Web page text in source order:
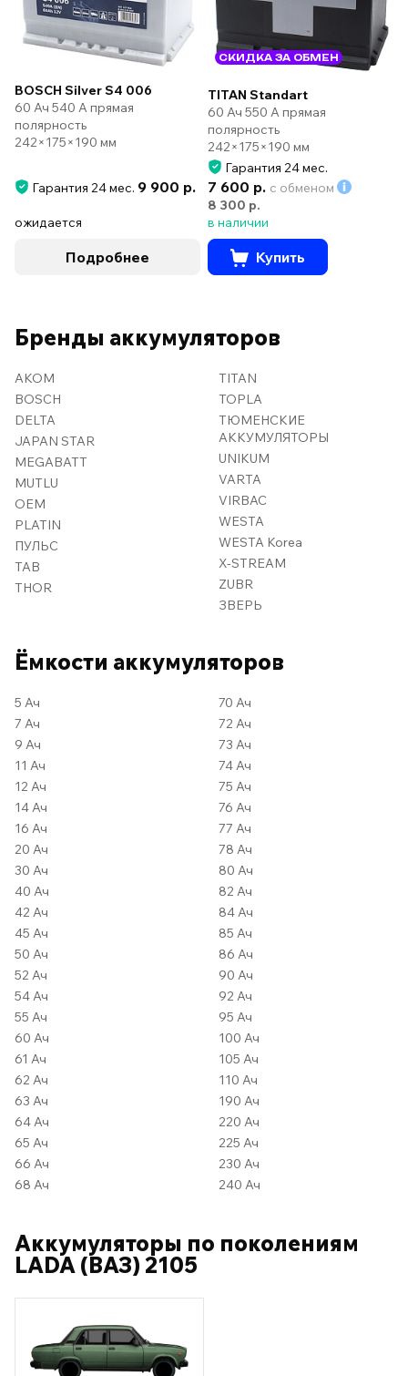
BOSCH Silver S4 006
60 Ач 540 А прямая
полярность
242×175×190 мм
Гарантия 24 мес. 9 900 р.
ожидается
Подробнее
СКИДКА ЗА ОБМЕН
TITAN Standart
60 Ач 550 А прямая
полярность
242×175×190 мм
Гарантия 24 мес.
7 600 р. с обменом
8 300 р.
в наличии
Купить
Бренды аккумуляторов
AKOM
BOSCH
DELTA
JAPAN STAR
MEGABATT
MUTLU
OEM
PLATIN
ПУЛЬС
TAB
THOR
TITAN
TOPLA
ТЮМЕНСКИЕ
АККУМУЛЯТОРЫ
UNIKUM
VARTA
VIRBAC
WESTA
WESTA Korea
X-STREAM
ZUBR
ЗВЕРЬ
Ёмкости аккумуляторов
5 Ач
7 Ач
9 Ач
11 Ач
12 Ач
14 Ач
16 Ач
20 Ач
30 Ач
40 Ач
42 Ач
45 Ач
50 Ач
52 Ач
54 Ач
55 Ач
60 Ач
61 Ач
62 Ач
63 Ач
64 Ач
65 Ач
66 Ач
68 Ач
70 Ач
72 Ач
73 Ач
74 Ач
75 Ач
76 Ач
77 Ач
78 Ач
80 Ач
82 Ач
84 Ач
85 Ач
86 Ач
90 Ач
92 Ач
95 Ач
100 Ач
105 Ач
110 Ач
190 Ач
220 Ач
225 Ач
230 Ач
240 Ач
Аккумуляторы по поколениям
LADA (ВАЗ) 2105